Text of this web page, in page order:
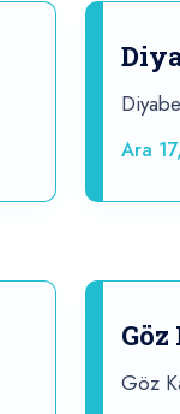
Ara
Göz
Göz